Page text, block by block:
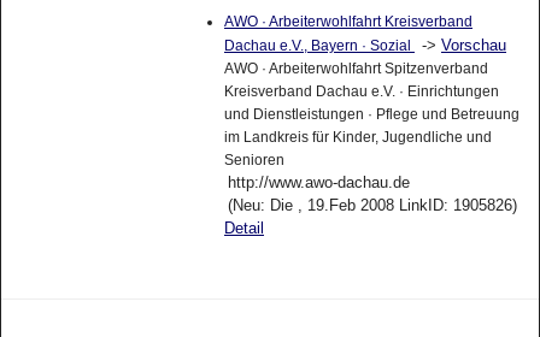
AWO · Arbeiterwohlfahrt Kreisverband
Dachau e.V., Bayern · Sozial
-> Vorschau
AWO · Arbeiterwohlfahrt Spitzenverband
Kreisverband Dachau e.V. · Einrichtungen
und Dienstleistungen · Pflege und Betreuung
im Landkreis für Kinder, Jugendliche und
Senioren
http://www.awo-dachau.de
(Neu: Die , 19.Feb 2008 LinkID: 1905826)
Detail